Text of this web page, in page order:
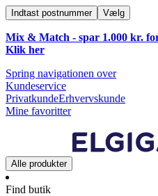
Indtast postnummer Vælg
Mix & Match - spar 1.000 kr.
Klik her
Spring navigationen over
Kundeservice
PrivatkundeErhvervskunde
Mine favoritter
Alle produkter
Find butik